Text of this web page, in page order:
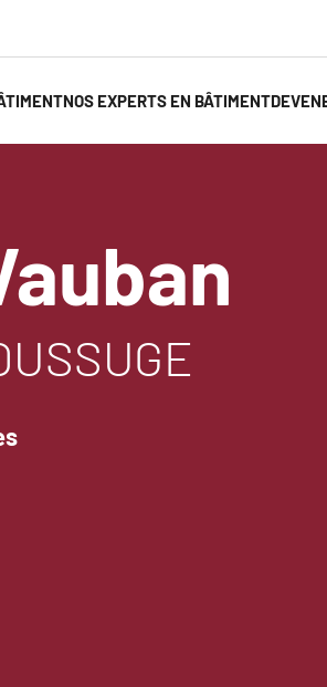
NOS EXPERTS EN BÂTIMENT